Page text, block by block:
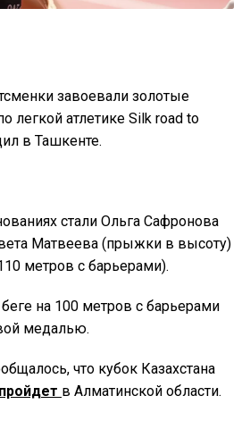
завоевали золотые
легкой атлетике Silk road to
в Ташкенте.
стали Ольга Сафронова
Матвеева (прыжки в высоту)
метров с барьерами).
на 100 метров с барьерами
медалью.
что кубок Казахстана
пройдет в Алматинской области.